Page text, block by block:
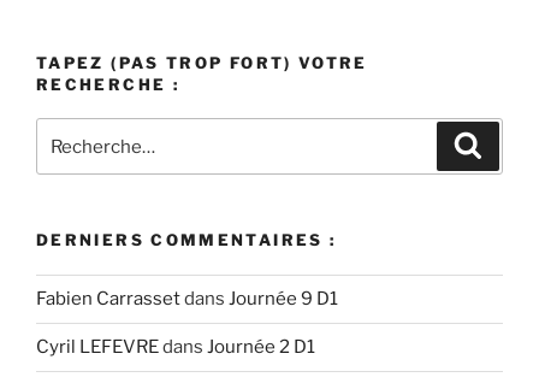
TAPEZ (PAS TROP FORT) VOTRE
RECHERCHE :
pour
DERNIERS COMMENTAIRES :
Fabien Carrassetdans Journée 9 D1
Cyril LEFEVREdans Journée 2 D1